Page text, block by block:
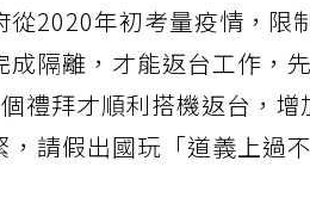
2020年初考量疫情，限
隔離，才能返台工作，
禮拜才順利搭機返台，增
請假出國玩「道義上過